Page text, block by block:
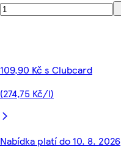
109,90 Kč s Clubcard
(274,75 Kč/l)
Nabídka platí do 10. 8. 2026